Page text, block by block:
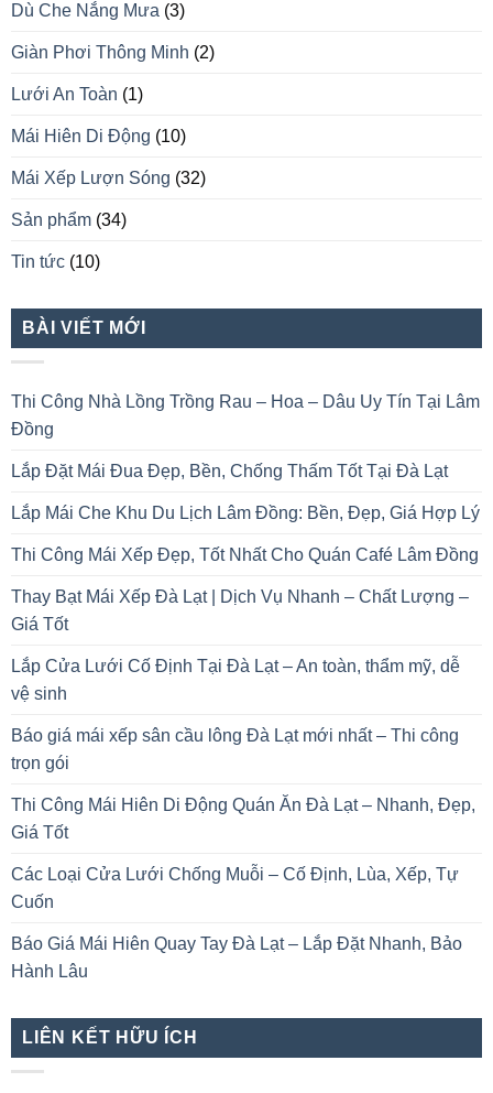
Dù Che Nắng Mưa (3)
Giàn Phơi Thông Minh (2)
Lưới An Toàn (1)
Mái Hiên Di Động (10)
Mái Xếp Lượn Sóng (32)
Sản phẩm (34)
Tin tức (10)
BÀI VIẾT MỚI
Thi Công Nhà Lồng Trồng Rau – Hoa – Dâu Uy Tín Tại Lâm
Đồng
Lắp Đặt Mái Đua Đẹp, Bền, Chống Thấm Tốt Tại Đà Lạt
Lắp Mái Che Khu Du Lịch Lâm Đồng: Bền, Đẹp, Giá Hợp Lý
Thi Công Mái Xếp Đẹp, Tốt Nhất Cho Quán Café Lâm Đồng
Thay Bạt Mái Xếp Đà Lạt | Dịch Vụ Nhanh – Chất Lượng –
Giá Tốt
Lắp Cửa Lưới Cố Định Tại Đà Lạt – An toàn, thẩm mỹ, dễ
vệ sinh
Báo giá mái xếp sân cầu lông Đà Lạt mới nhất – Thi công
trọn gói
Thi Công Mái Hiên Di Động Quán Ăn Đà Lạt – Nhanh, Đẹp,
Giá Tốt
Các Loại Cửa Lưới Chống Muỗi – Cố Định, Lùa, Xếp, Tự
Cuốn
Báo Giá Mái Hiên Quay Tay Đà Lạt – Lắp Đặt Nhanh, Bảo
Hành Lâu
LIÊN KẾT HỮU ÍCH